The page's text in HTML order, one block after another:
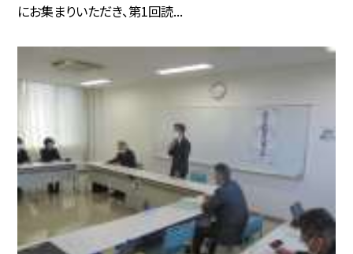
にお集まりいただき、第1回読...